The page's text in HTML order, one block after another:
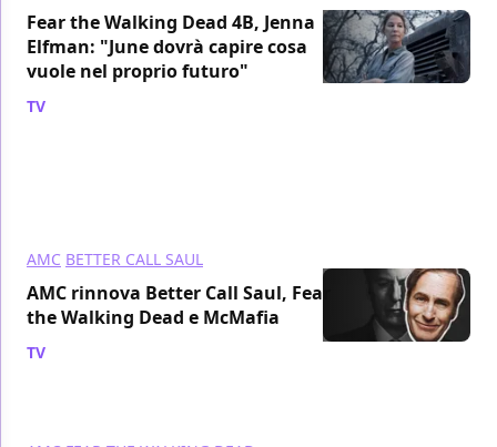
Fear the Walking Dead 4B, Jenna
Elfman: "June dovrà capire cosa
vuole nel proprio futuro"
TV
AMC BETTER CALL SAUL
AMC rinnova Better Call Saul, Fear
the Walking Dead e McMafia
TV